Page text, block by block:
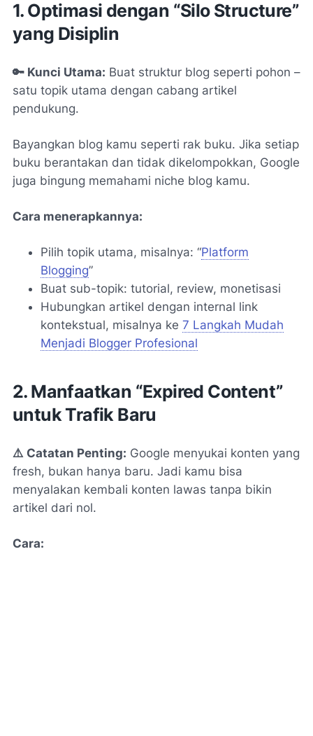
1. Optimasi dengan “Silo Structure”
yang Disiplin
🔑 Kunci Utama: Buat struktur blog seperti pohon –
satu topik utama dengan cabang artikel
pendukung.
Bayangkan blog kamu seperti rak buku. Jika setiap
buku berantakan dan tidak dikelompokkan, Google
juga bingung memahami niche blog kamu.
Cara menerapkannya:
Pilih topik utama, misalnya: “Platform
Blogging”
Buat sub-topik: tutorial, review, monetisasi
Hubungkan artikel dengan internal link
kontekstual, misalnya ke 7 Langkah Mudah
Menjadi Blogger Profesional
2. Manfaatkan “Expired Content”
untuk Trafik Baru
⚠️ Catatan Penting: Google menyukai konten yang
fresh, bukan hanya baru. Jadi kamu bisa
menyalakan kembali konten lawas tanpa bikin
artikel dari nol.
Cara: